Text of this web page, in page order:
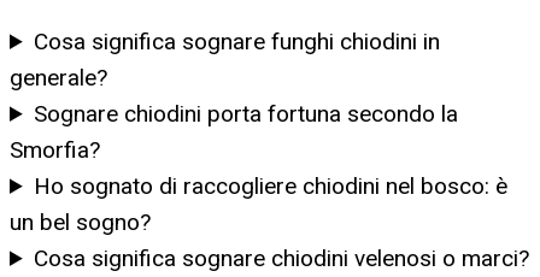
Cosa significa sognare funghi chiodini in
generale?
Sognare chiodini porta fortuna secondo la
Smorfia?
Ho sognato di raccogliere chiodini nel bosco: è
un bel sogno?
Cosa significa sognare chiodini velenosi o marci?